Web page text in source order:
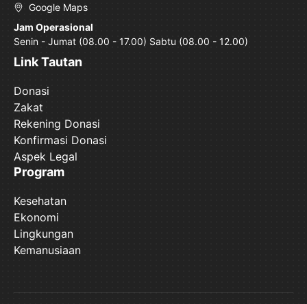
Google Maps
Jam Operasional
Senin - Jumat (08.00 - 17.00) Sabtu (08.00 - 12.00)
Link Tautan
Donasi
Zakat
Rekening Donasi
Konfirmasi Donasi
Aspek Legal
Program
Kesehatan
Ekonomi
Lingkungan
Kemanusiaan